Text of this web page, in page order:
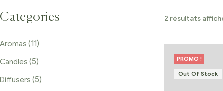
2 résultats
PROMO !
Out Of Stock
Categories
Aromas (11)
Candles (5)
Diffusers (5)